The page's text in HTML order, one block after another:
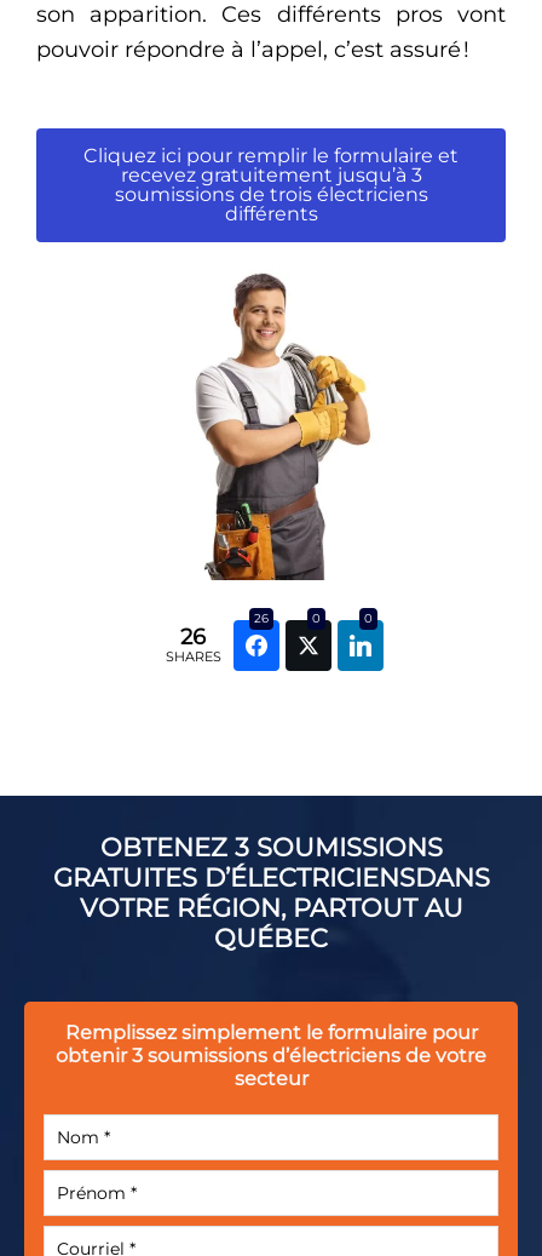
son apparition. Ces différents pros vont
pouvoir répondre à l’appel, c’est assuré !
Cliquez ici pour remplir le formulaire et
recevez gratuitement jusqu’à 3
soumissions de trois électriciens
différents
26
SHARES
26 0 0
OBTENEZ 3 SOUMISSIONS
GRATUITES D’ÉLECTRICIENSDANS
VOTRE RÉGION, PARTOUT AU
QUÉBEC
Remplissez simplement le formulairepour
obtenir 3 soumissions d’électriciens de votre
secteur